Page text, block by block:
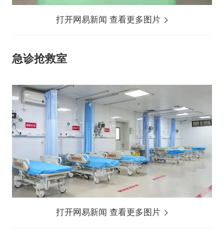
打开网易新闻 查看更多图片
急诊抢救室
打开网易新闻 查看更多图片